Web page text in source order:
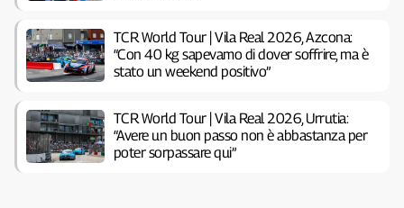
TCR World Tour | Vila Real 2026, Azcona:
“Con 40 kg sapevamo di dover soffrire, ma è
stato un weekend positivo”
TCR World Tour | Vila Real 2026, Urrutia:
“Avere un buon passo non è abbastanza per
poter sorpassare qui”